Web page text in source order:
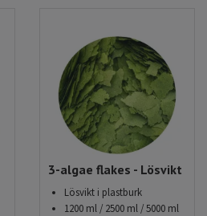
3-algae flakes - Lösvikt
Lösvikt i plastburk
1200 ml / 2500 ml / 5000 ml